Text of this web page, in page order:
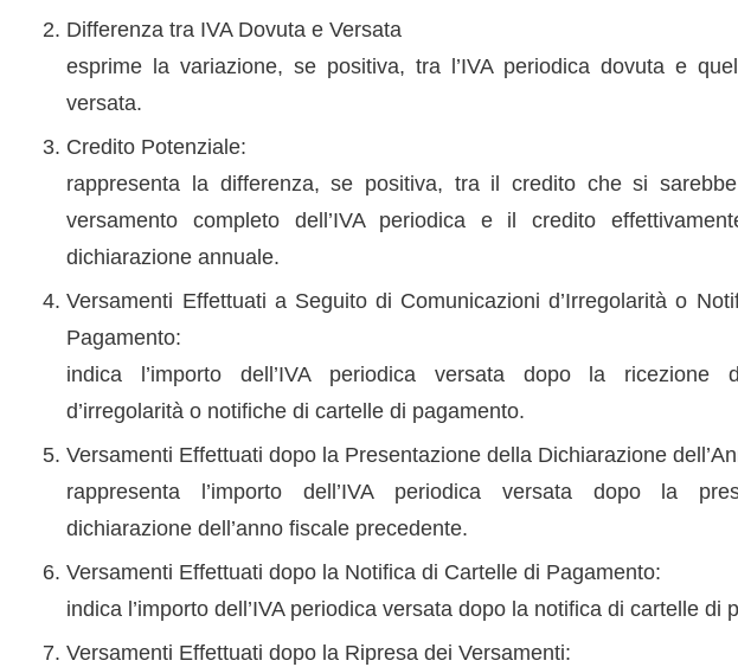
Differenza tra IVA Dovuta e Versata
esprime la variazione, se positiva, tra l’IVA periodica dovuta e
versata.
Credito Potenziale:
rappresenta la differenza, se positiva, tra il credito che si
versamento completo dell’IVA periodica e il credito
dichiarazione annuale.
Versamenti Effettuati a Seguito di Comunicazioni d’Irregolarità o
Pagamento:
indica l’importo dell’IVA periodica versata dopo la ricezione
d’irregolarità o notifiche di cartelle di pagamento.
Versamenti Effettuati dopo la Presentazione della Dichiarazione
rappresenta l’importo dell’IVA periodica versata dopo la
dichiarazione dell’anno fiscale precedente.
Versamenti Effettuati dopo la Notifica di Cartelle di Pagamento:
indica l’importo dell’IVA periodica versata dopo la notifica di cartelle di
Versamenti Effettuati dopo la Ripresa dei Versamenti: